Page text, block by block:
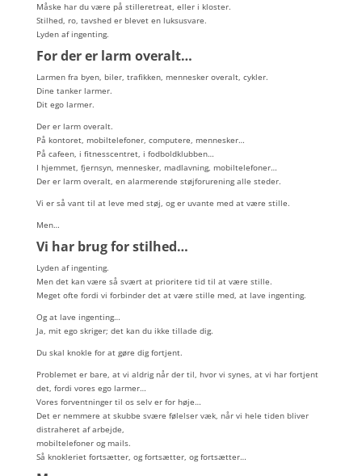
Måske har du være på stilleretreat, eller i kloster.
Stilhed, ro, tavshed er blevet en luksusvare.
Lyden af ingenting.
For der er larm overalt…
Larmen fra byen, biler, trafikken, mennesker overalt, cykler.
Dine tanker larmer.
Dit ego larmer.
Der er larm overalt.
På kontoret, mobiltelefoner, computere, mennesker…
På cafeen, i fitnesscentret, i fodboldklubben…
I hjemmet, fjernsyn, mennesker, madlavning, mobiltelefoner…
Der er larm overalt, en alarmerende støjforurening alle steder.
Vi er så vant til at leve med støj, og er uvante med at være stille.
Men…
Vi har brug for stilhed…
Lyden af ingenting.
Men det kan være så svært at prioritere tid til at være stille.
Meget ofte fordi vi forbinder det at være stille med, at lave ingenting.
Og at lave ingenting…
Ja, mit ego skriger; det kan du ikke tillade dig.
Du skal knokle for at gøre dig fortjent.
Problemet er bare, at vi aldrig når der til, hvor vi synes, at vi har fortjent
det, fordi vores ego larmer…
Vores forventninger til os selv er for høje…
Det er nemmere at skubbe svære følelser væk, når vi hele tiden bliver
distraheret af arbejde,
mobiltelefoner og mails.
Så knokleriet fortsætter, og fortsætter, og fortsætter…